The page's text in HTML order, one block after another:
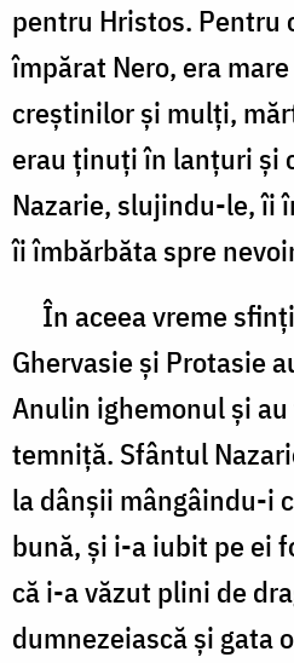
pentru Hristos. Pentru
împărat Nero, era
creştinilor şi mulţi,
erau ţinuţi în lanţuri şi
Nazarie, slujindu-le, îi
îi îmbărbăta spre
În aceea vreme
Ghervasie şi Protasie
Anulin ighemonul şi
temniţă. Sfântul
la dânşii mângâindu-i
bună, şi i-a iubit pe ei
că i-a văzut plini de
dumnezeiască şi gata